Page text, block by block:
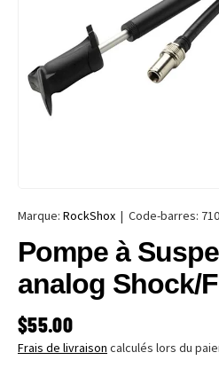
Marque: RockShox | Code-barres:
Pompe à
analog Shock/
PRIX HABITUEL
$55.00
Frais de livraison calculés lors du